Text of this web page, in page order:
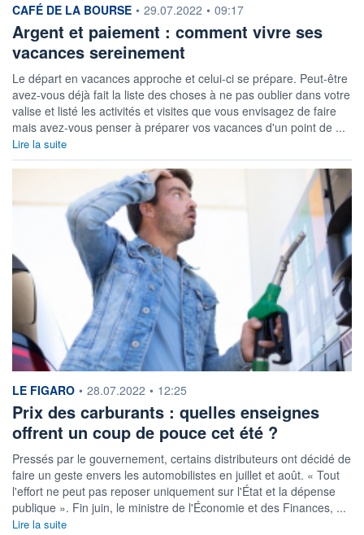
information fournie par
CAFÉ DE LA BOURSE • 29.07.2022 • 09:17
Argent et paiement : comment vivre ses
vacances sereinement
Le départ en vacances approche et celui-ci se prépare. Peut-être
avez-vous déjà fait la liste des choses à ne pas oublier dans votre
valise et listé les activités et visites que vous envisagez de faire
mais avez-vous penser à préparer vos vacances d'un point de ...
Lire la suite
information fournie par
LE FIGARO • 28.07.2022 • 12:25
Prix des carburants : quelles enseignes
offrent un coup de pouce cet été ?
Pressés par le gouvernement, certains distributeurs ont décidé de
faire un geste envers les automobilistes en juillet et août. « Tout
l'effort ne peut pas reposer uniquement sur l'État et la dépense
publique ». Fin juin, le ministre de l'Économie et des Finances, ...
Lire la suite